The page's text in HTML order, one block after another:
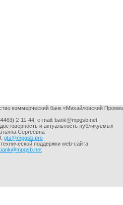
коммерческий банк «Михайловский
2-11-44, e-mail: bank@mpgsb.net
и актуальность публикуемых
Сергеевна
gts@mpgsb.pro
поддержки web-сайта: